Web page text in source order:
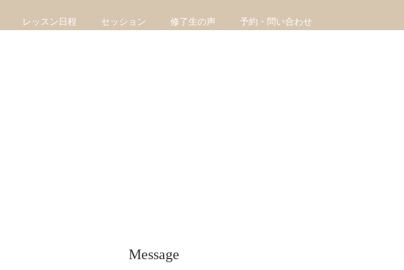
レッスン日程 セッション 修了生の声 予約・問い合わせ
Message